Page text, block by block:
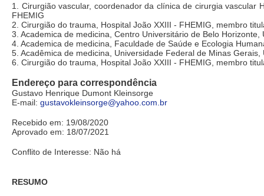
1. Cirurgião vascular, coordenador da clínica de cirurgia vascular
FHEMIG
2. Cirurgião do trauma, Hospital João XXIII - FHEMIG, membro
3. Academica de medicina, Centro Universitário de Belo Horizonte,
4. Academica de medicina, Faculdade de Saúde e Ecologia
5. Acadêmica de medicina, Universidade Federal de Minas Gerais,
6. Cirurgião do trauma, Hospital João XXIII - FHEMIG, membro
Endereço para correspondência
Gustavo Henrique Dumont Kleinsorge
E-mail: gustavokleinsorge@yahoo.com.br
Recebido em: 19/08/2020
Aprovado em: 18/07/2021
Conflito de Interesse: Não há
RESUMO